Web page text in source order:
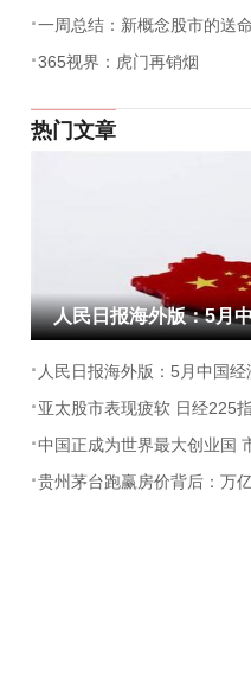
·一周总结：新概念股市的送
·365视界：虎门再销烟
热门文章
人民日报海外版：5月
· 人民日报海外版：5月中国
·亚太股市表现疲软 日经225
·中国正成为世界最大创业国
·贵州茅台跑赢房价背后：万